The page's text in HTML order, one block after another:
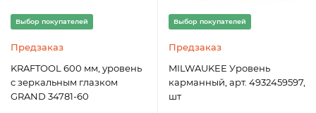
Выбор покупателей
Предзаказ
KRAFTOOL 600 мм, уровень
с зеркальным глазком
GRAND 34781-60
Выбор покупателей
Предзаказ
MILWAUKEE Уровень
карманный, арт. 4932459597,
шт